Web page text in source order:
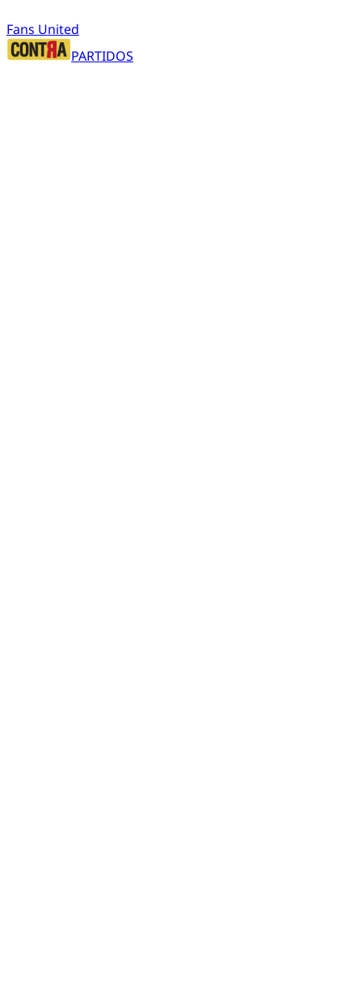
Fans United
PARTIDOS